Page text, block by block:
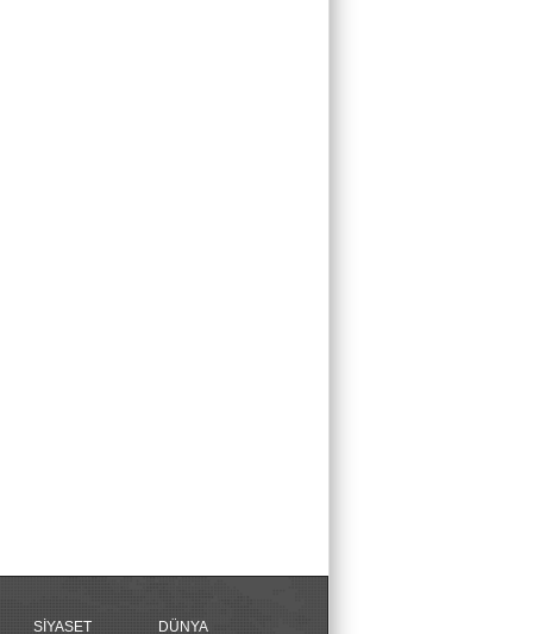
SİYASET DÜNYA